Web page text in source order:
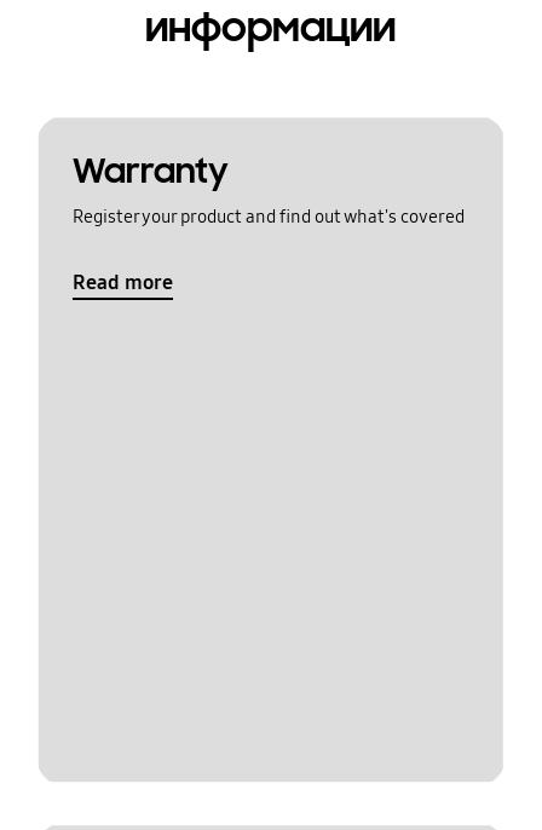
информации
Warranty
Register your product and find out what's covered
Read more